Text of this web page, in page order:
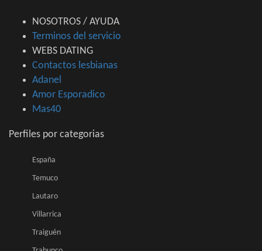
NOSOTROS / AYUDA
Terminos del servicio
WEBS DATING
Contactos lesbianas
Adanel
Amor Esporadico
Mas40
Perfiles por categorias
España
Temuco
Lautaro
Villarrica
Traiguén